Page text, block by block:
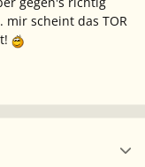
mir scheint das TOR